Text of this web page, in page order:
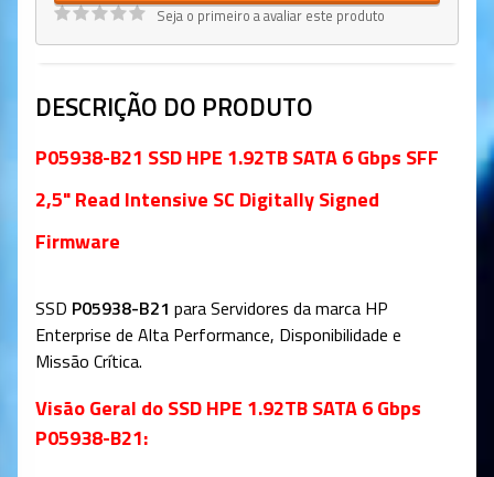
Seja o primeiro a avaliar este produto
DESCRIÇÃO DO PRODUTO
P05938-B21 SSD HPE 1.92TB SATA 6 Gbps SFF
2,5" Read Intensive SC Digitally Signed
Firmware
SSD P05938-B21 para Servidores da marca HP
Enterprise de Alta Performance, Disponibilidade e
Missão Crítica.
Visão Geral do SSD HPE 1.92TB SATA 6 Gbps
P05938-B21: